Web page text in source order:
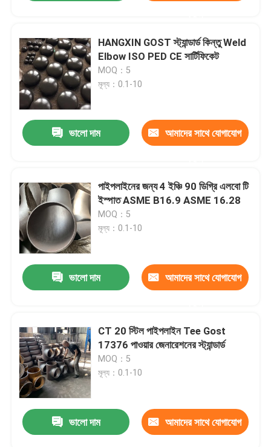
HANGXIN GOST স্ট্যান্ডার্ড কিন্তু Weld
Elbow ISO PED CE সার্টিফিকেট
MOQ：5
মূল্য：0.1-10
ভালো দাম আমাদের সাথে যোগাযোগ
পাইপলাইনের জন্য 4 ইঞ্চি 90 ডিগ্রি এলবো টি
ইস্পাত ASME B16.9 ASME 16.28
MOQ：5
মূল্য：0.1-10
ভালো দাম আমাদের সাথে যোগাযোগ
CT 20 স্টিল পাইপলাইন Tee Gost
17376 পাওয়ার জেনারেশনের স্ট্যান্ডার্ড
MOQ：5
মূল্য：0.1-10
ভালো দাম আমাদের সাথে যোগাযোগ